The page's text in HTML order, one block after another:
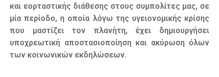
και εορταστικής διάθεσης στους συμπολίτες μας, σε
μία περίοδο, η οποία λόγω της υγειονομικής κρίσης
που μαστίζει τον πλανήτη, έχει δημιουργήσει
υποχρεωτική αποστασιοποίηση και ακύρωση όλων
των κοινωνικών εκδηλώσεων.